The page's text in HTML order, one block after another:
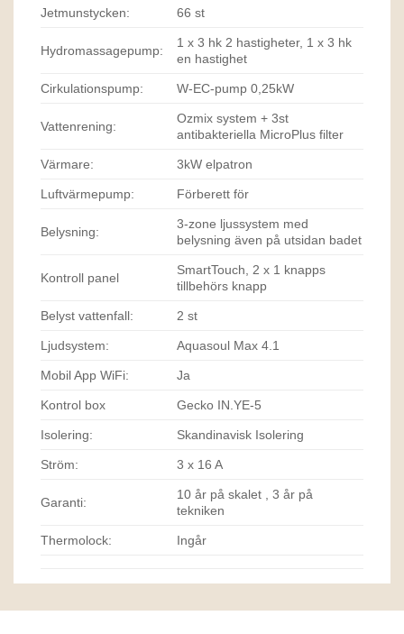
Jetmunstycken: 66 st
Hydromassagepump:
1 x 3 hk 2 hastigheter, 1 x 3 hk
en hastighet
Cirkulationspump: W-EC-pump 0,25kW
Vattenrening:
Ozmix system + 3st
antibakteriella MicroPlus filter
Värmare: 3kW elpatron
Luftvärmepump: Förberett för
Belysning:
3-zone ljussystem med
belysning även på utsidan badet
Kontroll panel
SmartTouch, 2 x 1 knapps
tillbehörs knapp
Belyst vattenfall: 2 st
Ljudsystem: Aquasoul Max 4.1
Mobil App WiFi: Ja
Kontrol box Gecko IN.YE-5
Isolering: Skandinavisk Isolering
Ström: 3 x 16 A
Garanti:
10 år på skalet , 3 år på
tekniken
Thermolock: Ingår